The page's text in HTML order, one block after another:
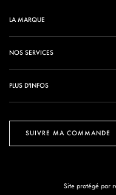
SUIVRE MA COMMANDE
LA MARQUE
NOS SERVICES
PLUS D'INFOS
Site protégé par